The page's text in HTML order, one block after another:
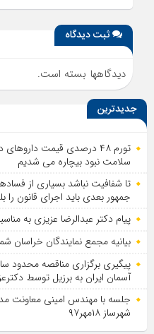
ثبت دیدگاه
دیدگاهها بسته است.
جدیدترین
تورم ۴۸ درصدی قیمت
سلامت نبود بیچاره می شدیم
تا شفافیت نباشد بسیاری از
جمهور بعدی باید اجرای قانون را
پیام دکتر عبدالرضا عزیزی به
بیانیه مجمع نمایندگان خراسان
پیگیری برگزاری مناقصه محدود
آسمان ایران به برزیل توسط
جلسه با مهندس امینی معاونت
شهرساز ۱۸مهر۹۷